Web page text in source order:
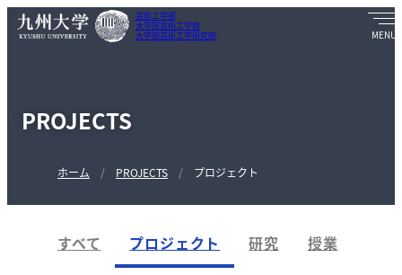
芸術工学部
大学院芸術工学府
大学院芸術工学研究院
PROJECTS
ホーム PROJECTS プロジェクト
すべて プロジェクト 研究 授業